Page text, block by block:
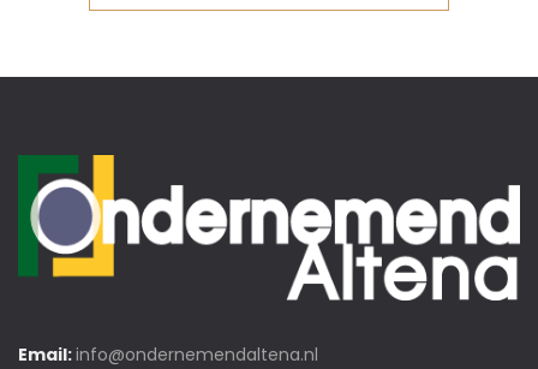
Email:info@ondernemendaltena.nl